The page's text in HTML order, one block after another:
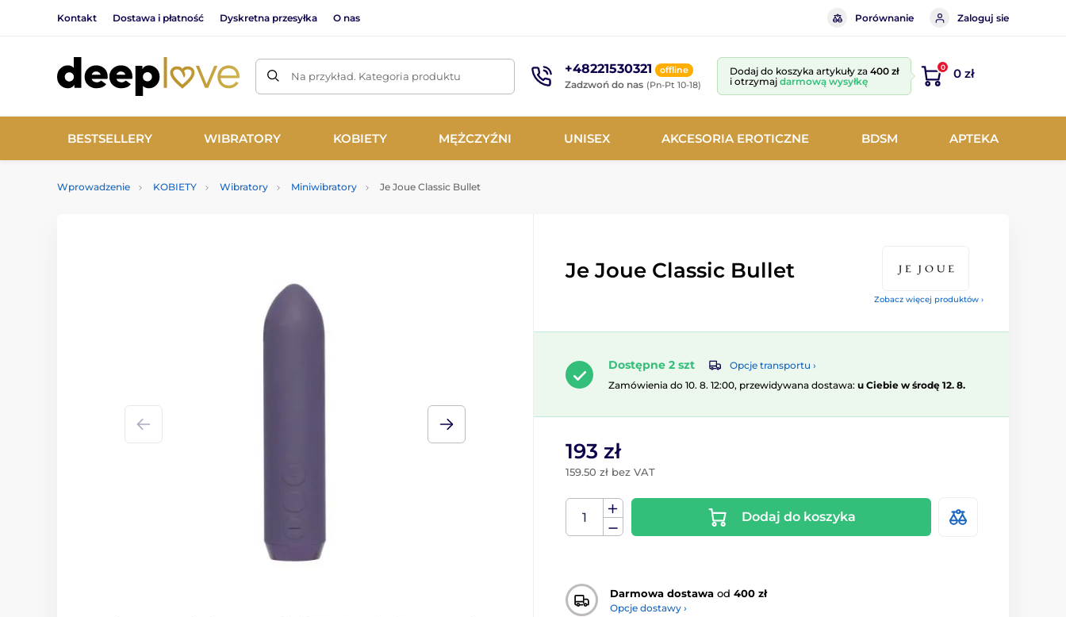
Kontakt Dostawa i płatność Dyskretna przesyłka O nas Porównanie Zaloguj sie
Na przykład. Kategoria produktu +48221530321 offline
Zadzwoń do nas (Pn-Pt 10-18)
Dodaj do koszyka artykuły za 400 zł
i otrzymaj darmową wysyłkę
0 0 zł
BESTSELLERY WIBRATORY KOBIETY MĘŻCZYŹNI UNISEX AKCESORIA EROTICZNE BDSM APTEKA
Wprowadzenie KOBIETY Wibratory Miniwibratory Je Joue Classic Bullet
Zobacz więcej produktów ›
Je Joue Classic Bullet
Dostępne 2 szt
Opcje transportu ›
Zamówienia do 10. 8. 12:00, przewidywana dostawa: u Ciebie w środę 12. 8.
193 zł
159.50 zł bez VAT
Dodaj do koszyka
Darmowa dostawa od 400 zł
Opcje dostawy ›